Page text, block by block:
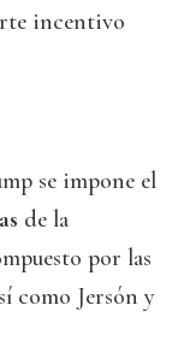
incentivo
se impone el
de la
por las
como Jersón y